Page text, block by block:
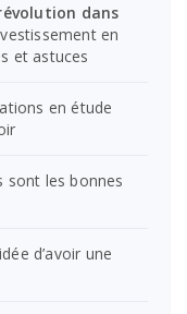
dans
en
et astuces
en étude
sont les bonnes
d’avoir une